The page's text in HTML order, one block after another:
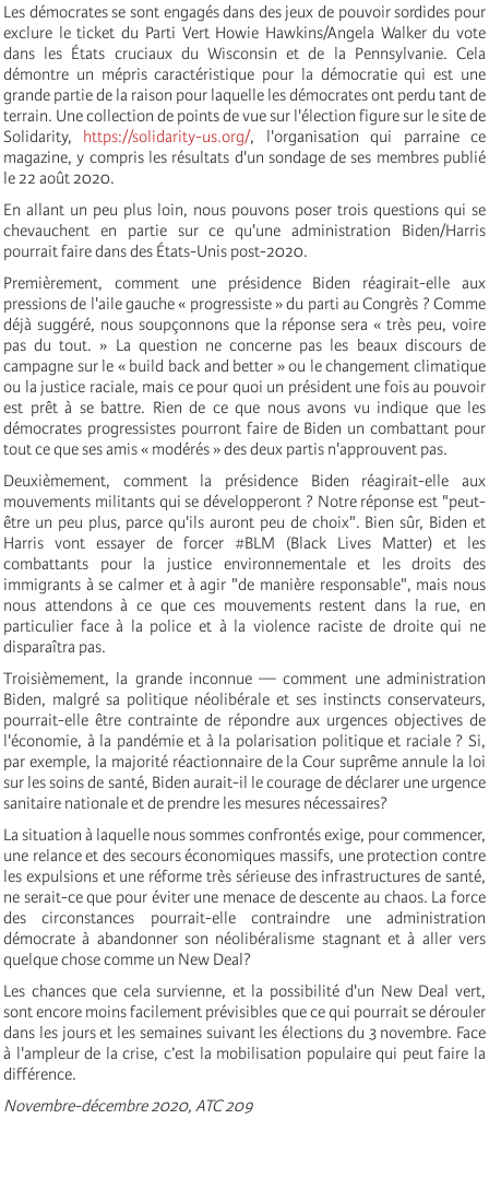
Les démocrates se sont engagés dans des jeux de pouvoir sordides pour
exclure le ticket du Parti Vert Howie Hawkins/Angela Walker du vote
dans les États cruciaux du Wisconsin et de la Pennsylvanie. Cela
démontre un mépris caractéristique pour la démocratie qui est une
grande partie de la raison pour laquelle les démocrates ont perdu tant de
terrain. Une collection de points de vue sur l'élection figure sur le site de
Solidarity, https://solidarity-us.org/, l'organisation qui parraine ce
magazine, y compris les résultats d'un sondage de ses membres publié
le 22 août 2020.
En allant un peu plus loin, nous pouvons poser trois questions qui se
chevauchent en partie sur ce qu'une administration Biden/Harris
pourrait faire dans des États-Unis post-2020.
Premièrement, comment une présidence Biden réagirait-elle aux
pressions de l'aile gauche « progressiste » du parti au Congrès ? Comme
déjà suggéré, nous soupçonnons que la réponse sera « très peu, voire
pas du tout. » La question ne concerne pas les beaux discours de
campagne sur le « build back and better » ou le changement climatique
ou la justice raciale, mais ce pour quoi un président une fois au pouvoir
est prêt à se battre. Rien de ce que nous avons vu indique que les
démocrates progressistes pourront faire de Biden un combattant pour
tout ce que ses amis « modérés » des deux partis n'approuvent pas.
Deuxièmement, comment la présidence Biden réagirait-elle aux
mouvements militants qui se développeront ? Notre réponse est "peut-
être un peu plus, parce qu'ils auront peu de choix". Bien sûr, Biden et
Harris vont essayer de forcer #BLM (Black Lives Matter) et les
combattants pour la justice environnementale et les droits des
immigrants à se calmer et à agir "de manière responsable", mais nous
nous attendons à ce que ces mouvements restent dans la rue, en
particulier face à la police et à la violence raciste de droite qui ne
disparaîtra pas.
Troisièmement, la grande inconnue — comment une administration
Biden, malgré sa politique néolibérale et ses instincts conservateurs,
pourrait-elle être contrainte de répondre aux urgences objectives de
l'économie, à la pandémie et à la polarisation politique et raciale ? Si,
par exemple, la majorité réactionnaire de la Cour suprême annule la loi
sur les soins de santé, Biden aurait-il le courage de déclarer une urgence
sanitaire nationale et de prendre les mesures nécessaires?
La situation à laquelle nous sommes confrontés exige, pour commencer,
une relance et des secours économiques massifs, une protection contre
les expulsions et une réforme très sérieuse des infrastructures de santé,
ne serait-ce que pour éviter une menace de descente au chaos. La force
des circonstances pourrait-elle contraindre une administration
démocrate à abandonner son néolibéralisme stagnant et à aller vers
quelque chose comme un New Deal?
Les chances que cela survienne, et la possibilité d'un New Deal vert,
sont encore moins facilement prévisibles que ce qui pourrait se dérouler
dans les jours et les semaines suivant les élections du 3 novembre. Face
à l'ampleur de la crise, c’est la mobilisation populaire qui peut faire la
différence.
Novembre-décembre 2020, ATC 209